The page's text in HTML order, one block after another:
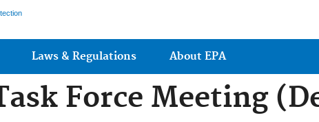
Laws & Regulations About EPA
Force Meeting